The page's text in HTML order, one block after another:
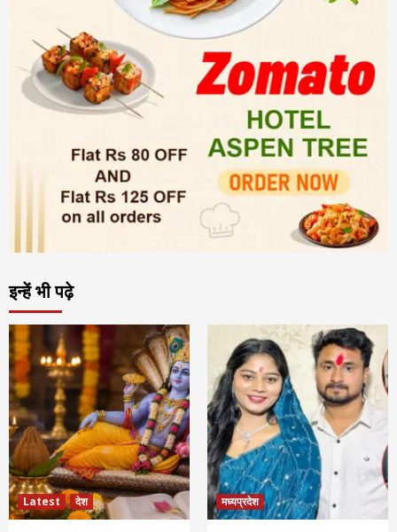
इन्हें भी पढ़े
Latest देश मध्यप्रदेश